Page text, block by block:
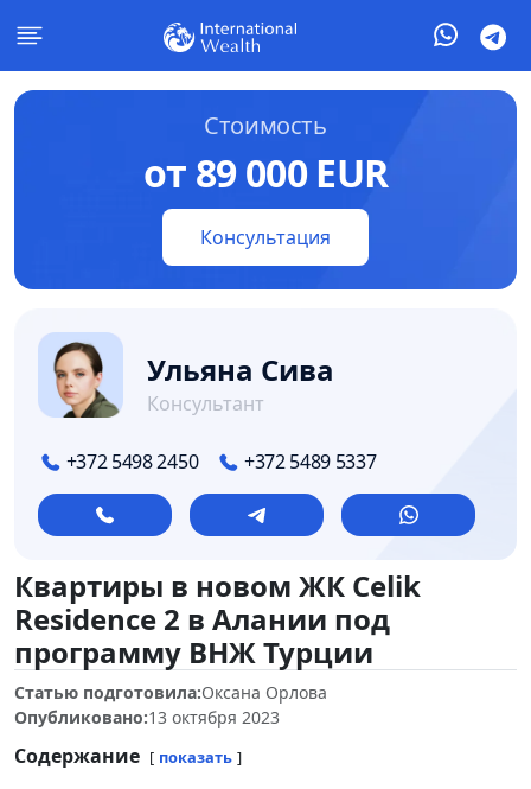
Стоимость
от 89 000 EUR
Консультация
Ульяна Сива
Консультант
+372 5498 2450 +372 5489 5337
Квартиры в новом ЖК Celik
Residence 2 в Алании под
программу ВНЖ Турции
Статью подготовила:Оксана Орлова
Опубликовано:13 октября 2023
Содержание показать